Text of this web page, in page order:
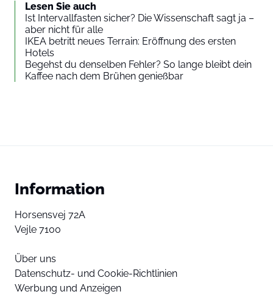
Lesen Sie auch
Ist Intervallfasten sicher? Die Wissenschaft sagt ja –
aber nicht für alle
IKEA betritt neues Terrain: Eröffnung des ersten
Hotels
Begehst du denselben Fehler? So lange bleibt dein
Kaffee nach dem Brühen genießbar
Information
Horsensvej 72A
Vejle 7100
Über uns
Datenschutz- und Cookie-Richtlinien
Werbung und Anzeigen